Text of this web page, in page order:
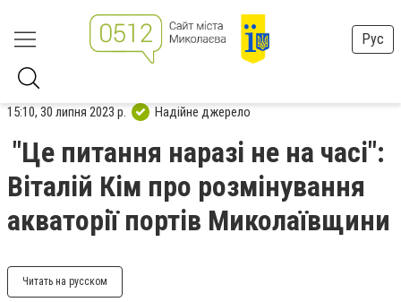
Рус
15:10, 30 липня 2023 р. Надійне джерело
"Це питання наразі не на часі":
Віталій Кім про розмінування
акваторії портів Миколаївщини
Читать на русском